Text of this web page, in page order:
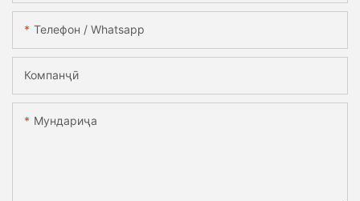
Телефон / Whatsapp
Компанҷӣ
Мундариҷа